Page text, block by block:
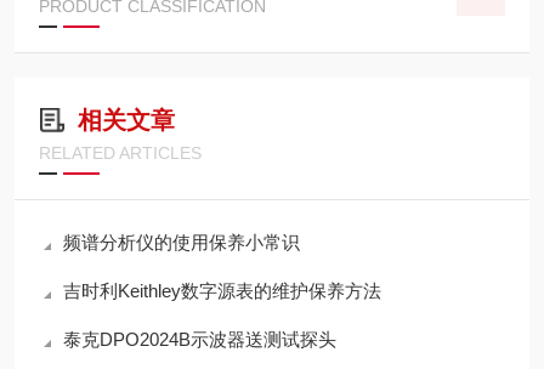
PRODUCT CLASSIFICATION
相关文章
RELATED ARTICLES
频谱分析仪的使用保养小常识
吉时利Keithley数字源表的维护保养方法
泰克DPO2024B示波器送测试探头